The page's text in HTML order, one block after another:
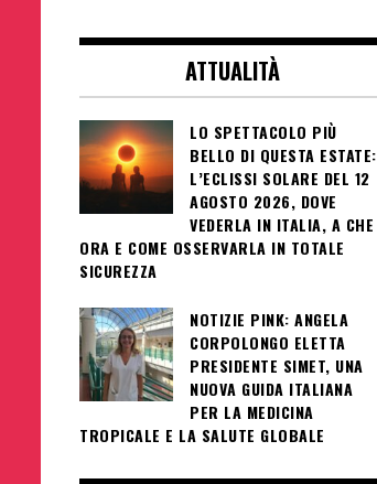
Pink Society
femminile
ATTUALITÀ
LO SPETTACOLO PIÙ
BELLO DI QUESTA ESTATE:
L’ECLISSI SOLARE DEL 12
AGOSTO 2026, DOVE
VEDERLA IN ITALIA, A CHE
ORA E COME OSSERVARLA IN TOTALE
SICUREZZA
NOTIZIE PINK: ANGELA
CORPOLONGO ELETTA
PRESIDENTE SIMET, UNA
NUOVA GUIDA ITALIANA
PER LA MEDICINA
TROPICALE E LA SALUTE GLOBALE